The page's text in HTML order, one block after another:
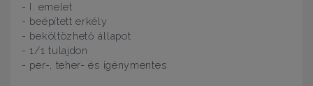
- I. emelet
- beépített erkély
- beköltözhető állapot
- 1/1 tulajdon
- per-, teher- és igénymentes